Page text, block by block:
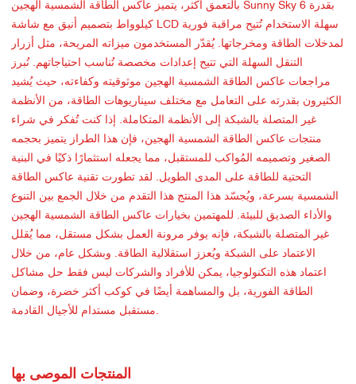
بالتعمق أكثر، يتميز عاكس الطاقة الشمسية الهجين Sunny Sky بقدرة 6
كيلوواط بتصميم أنيق مع شاشة LCD سهلة الاستخدام تُتيح مراقبة فورية
لمدخلات الطاقة ومخرجاتها. يُقدّر المستخدمون ميزاته المريحة، مثل أزرار
التنقل السهلة التي تتيح إعدادات مخصصة تُناسب احتياجاتهم. تُبرز
مراجعات عاكس الطاقة الشمسية الهجين موثوقيته وكفاءته، حيث يُشيد
الكثيرون بقدرته على التعامل مع مختلف سيناريوهات الطاقة، من الأنظمة
غير المتصلة بالشبكة إلى الأنظمة المتكاملة. إذا كنت تُفكر في شراء
منتجات عاكس الطاقة الشمسية الهجين، فإن هذا الطراز يتميز بحجمه
الصغير وتصميمه المُواكب للمستقبل، مما يجعله استثمارًا ذكيًا في البنية
التحتية للطاقة على المدى الطويل. لقد تطورت تقنية عاكس الطاقة
الشمسية بسرعة، ويُجسّد هذا المنتج هذا التقدم من خلال الجمع بين التنوع
والأداء الصديق للبيئة. للمهتمين بخيارات عاكس الطاقة الشمسية الهجين
غير المتصلة بالشبكة، فإنه يوفر مرونة العمل بشكل مستقل، مما يُقلل
الاعتماد على الشبكة ويُعزز استقلالية الطاقة. وبشكل عام، من خلال
اعتماد هذه التكنولوجيا، يمكن للأفراد والشركات ليس فقط حل مشاكل
الطاقة الفورية، بل والمساهمة أيضًا في كوكب أكثر خضرة، وضمان
مستقبل مستدام للأجيال القادمة.
المنتجات الموصى بها